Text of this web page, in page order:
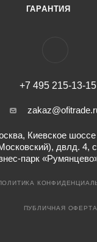
ГАРАНТИЯ
+7 495 215-13-15
Киевское
двлд. 4,
парк
ПУБЛИЧНАЯ ОФЕРТА